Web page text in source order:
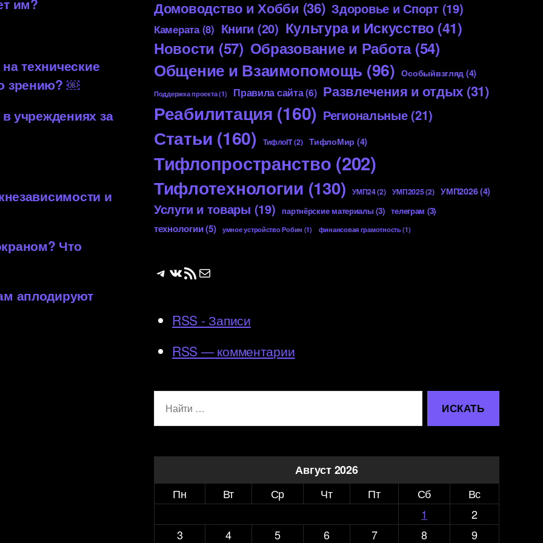
технические
зрению? ￼
учреждениях за
и
Что
аплодируют
Домоводство и Хобби (36) Здоровье и Спорт(19)
Камерата(8) Книги (20) Культура и Искусство (41)
Новости (57) Образование и Работа(54)
Общение и Взаимопомощь (96) Особыйвзгляд (4)
Поддержка проекта(1) Правила сайта(6) Развлечения и отдых (31)
Реабилитация (160) Региональные(21)
Статьи (160) ТифлоIT(2) ТифлоМир (4)
Тифлопространство (202)
Тифлотехнологии (130) УМП24(2) УМП2025(2) УМП2026(4)
Услуги и товары (19) партнёрские материалы(3) телеграм (3)
технологии(5) умное устройство Робин (1) финансовая грамотность(1)
Telegram
ВКонтакте
RSS-лентаПочта
RSS - Записи
RSS — комментарии
Август 2026
Пн
Вт Ср Чт Пт Сб
Вс
1
2
3
4 5 6 7 8 9